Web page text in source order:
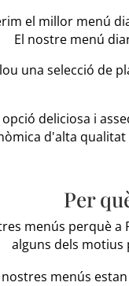
el millor menú
El nostre menú
una selecció de
deliciosa i
d'alta
Per
menús perquè
alguns dels motius
nostres menús